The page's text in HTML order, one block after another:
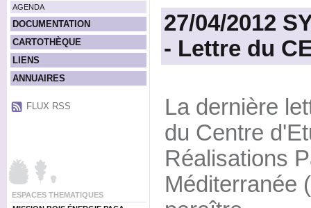
AGENDA
DOCUMENTATION
CARTOTHÈQUE
LIENS
ANNUAIRES
FLUX RSS
ESPACES THEMATIQUES
27/04/2012
- Lettre du
La dernière
du Centre
Réalisations
Méditerranée